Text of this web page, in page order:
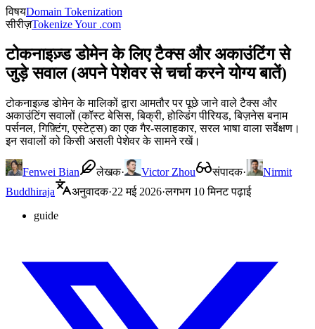
विषयDomain Tokenization
सीरीज़Tokenize Your .com
टोकनाइज़्ड डोमेन के लिए टैक्स और अकाउंटिंग से
जुड़े सवाल (अपने पेशेवर से चर्चा करने योग्य बातें)
टोकनाइज़्ड डोमेन के मालिकों द्वारा आमतौर पर पूछे जाने वाले टैक्स और
अकाउंटिंग सवालों (कॉस्ट बेसिस, बिक्री, होल्डिंग पीरियड, बिज़नेस बनाम
पर्सनल, गिफ़्टिंग, एस्टेट्स) का एक गैर-सलाहकार, सरल भाषा वाला सर्वेक्षण।
इन सवालों को किसी असली पेशेवर के सामने रखें।
Fenwei Bian लेखक· Victor Zhou संपादक·
Nirmit
Buddhiraja
अनुवादक·22 मई 2026·लगभग 10 मिनट पढ़ाई
guide